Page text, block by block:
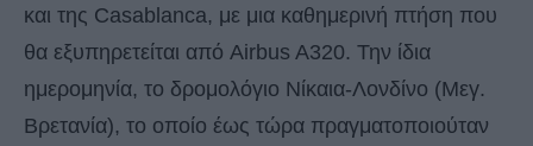
και της Casablanca, με μια καθημερινή πτήση που
θα εξυπηρετείται από Airbus A320. Την ίδια
ημερομηνία, το δρομολόγιο Νίκαια-Λονδίνο (Μεγ.
Βρετανία), το οποίο έως τώρα πραγματοποιούταν